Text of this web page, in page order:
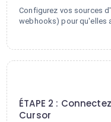
Configurez vos sources
webhooks) pour qu'elles
ÉTAPE 2 :
Cursor